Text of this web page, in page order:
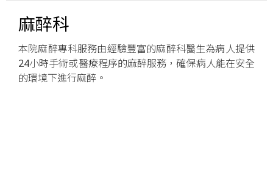
麻醉科
本院麻醉專科服務由經驗豐富的麻醉科醫生為病人提供
24小時手術或醫療程序的麻醉服務，確保病人能在安全
的環境下進行麻醉。